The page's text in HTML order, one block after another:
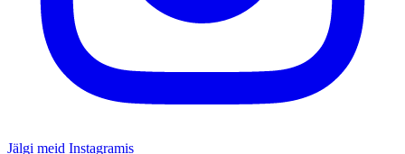
Jälgi meid Instagramis